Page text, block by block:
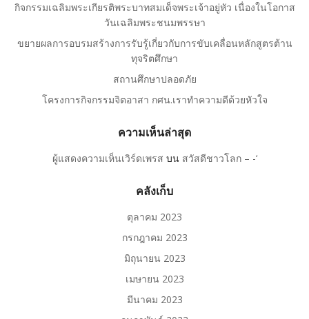
กิจกรรมเฉลิมพระเกียรติพระบาทสมเด็จพระเจ้าอยู่หัว เนื่องในโอกาส
วันเฉลิมพระชนมพรรษา
ขยายผลการอบรมสร้างการรับรู้เกี่ยวกับการขับเคลื่อนหลักสูตรต้าน
ทุจริตศึกษา
สถานศึกษาปลอดภัย
โครงการกิจกรรมจิตอาสา กศน.เราทำความดีด้วยหัวใจ
ความเห็นล่าสุด
ผู้แสดงความเห็นเวิร์ดเพรส บน สวัสดีชาวโลก – -‘
คลังเก็บ
ตุลาคม 2023
กรกฎาคม 2023
มิถุนายน 2023
เมษายน 2023
มีนาคม 2023